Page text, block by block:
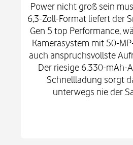
Power nicht groß sein
6,3-Zoll-Format liefert der
Gen 5 top Performance,
Kamerasystem mit 50-
auch anspruchsvollste
Der riesige 6.330-mAh-
Schnellladung sorgt
unterwegs nie der